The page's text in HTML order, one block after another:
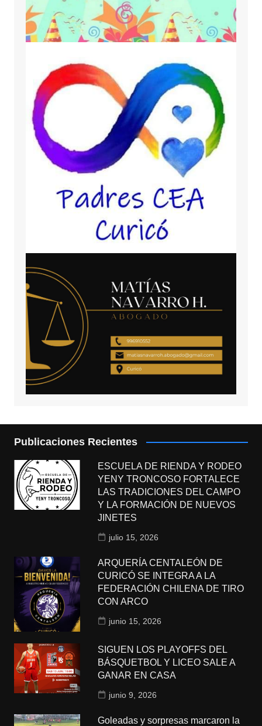
Publicaciones Recientes
ESCUELA DE RIENDA Y RODEO
YENY TRONCOSO FORTALECE
LAS TRADICIONES DEL CAMPO
Y LA FORMACIÓN DE NUEVOS
JINETES
julio 15, 2026
ARQUERÍA CENTALEÓN DE
CURICÓ SE INTEGRA A LA
FEDERACIÓN CHILENA DE TIRO
CON ARCO
junio 15, 2026
SIGUEN LOS PLAYOFFS DEL
BÁSQUETBOL Y LICEO SALE A
GANAR EN CASA
junio 9, 2026
Goleadas y sorpresas marcaron la